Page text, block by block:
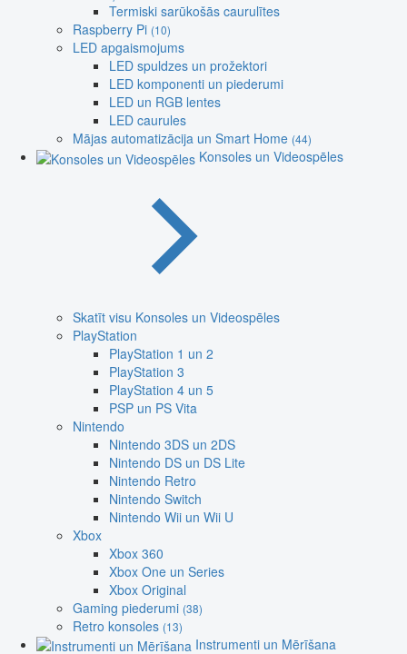
Termiski sarūkošās caurulītes
Raspberry Pi (10)
LED apgaismojums
LED spuldzes un prožektori
LED komponenti un piederumi
LED un RGB lentes
LED caurules
Mājas automatizācija un Smart Home (44)
Konsoles un Videospēles
Skatīt visu Konsoles un Videospēles
PlayStation
PlayStation 1 un 2
PlayStation 3
PlayStation 4 un 5
PSP un PS Vita
Nintendo
Nintendo 3DS un 2DS
Nintendo DS un DS Lite
Nintendo Retro
Nintendo Switch
Nintendo Wii un Wii U
Xbox
Xbox 360
Xbox One un Series
Xbox Original
Gaming piederumi (38)
Retro konsoles (13)
Instrumenti un Mērīšana